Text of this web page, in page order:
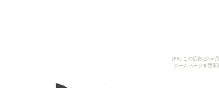
[PR] この広告は3ヶ
ホームページを更